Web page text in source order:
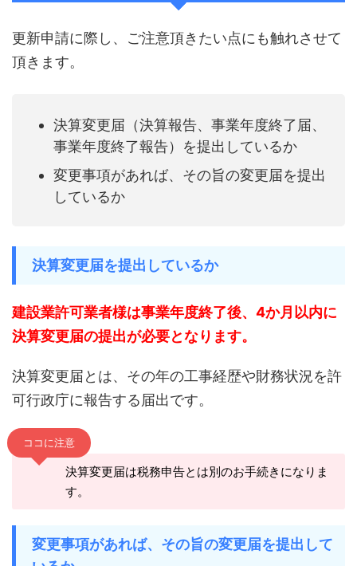
更新申請に際し、ご注意頂きたい点にも触れさせて
頂きます。
決算変更届（決算報告、事業年度終了届、
事業年度終了報告）を提出しているか
変更事項があれば、その旨の変更届を提出
しているか
決算変更届を提出しているか
建設業許可業者様は事業年度終了後、4か月以内に
決算変更届の提出が必要となります。
決算変更届とは、その年の工事経歴や財務状況を許
可行政庁に報告する届出です。
ココに注意
決算変更届は税務申告とは別のお手続きになりま
す。
変更事項があれば、その旨の変更届を提出して